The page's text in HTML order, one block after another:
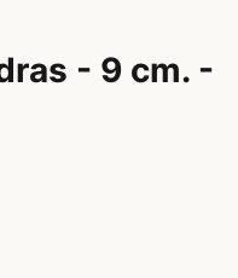
- 9 cm. -